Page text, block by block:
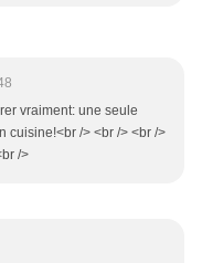
vraiment: une seule
cuisine!<br /> <br /> <br />
/>